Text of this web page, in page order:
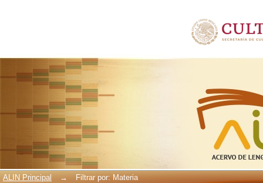
ALIN Principal →
Filtrar por: Materia